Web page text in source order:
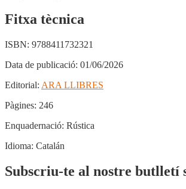
Fitxa tècnica
ISBN: 9788411732321
Data de publicació: 01/06/2026
Editorial: ARA LLIBRES
Pàgines: 246
Enquadernació: Rústica
Idioma: Catalán
Subscriu-te al nostre butlletí